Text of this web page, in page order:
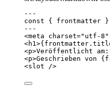
---
const { frontmatter }
---
<meta charset=" utf-8 "
<h1 >{frontmatter .
<p>Veröffentlicht am:
<p>Geschrieben von {
<slot />